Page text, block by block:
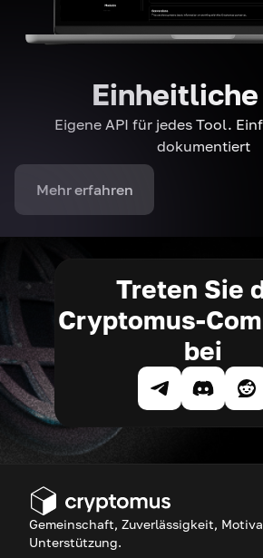
Einheitliche
Eigene API für jedes Tool.
dokumentiert
Mehr erfahren
Treten Sie
Cryptomus-
bei
Gemeinschaft, Zuverlässigkeit,
Unterstützung.